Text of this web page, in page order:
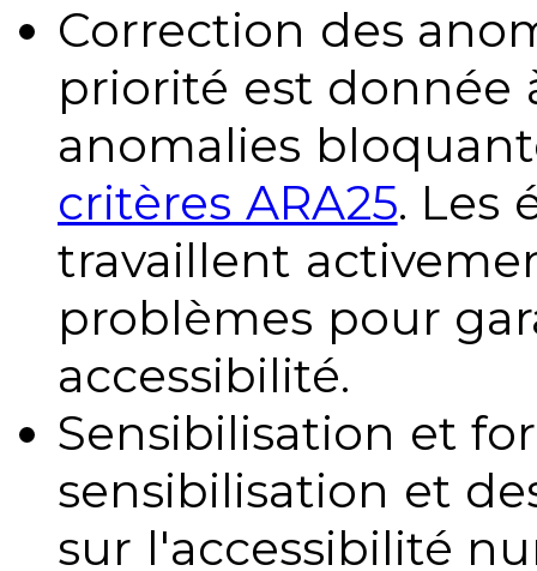
Correction des
priorité est donnée
anomalies
critères ARA25. Les
travaillent
problèmes pour
accessibilité.
Sensibilisation et
sensibilisation et
sur l'accessibilité